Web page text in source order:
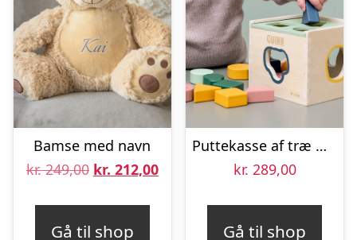
Bamse med navn
kr.249,00 Den
kr. 212,00Den
Gå til shop
Puttekasse af træ med navn
kr. 289,00
Gå til shop